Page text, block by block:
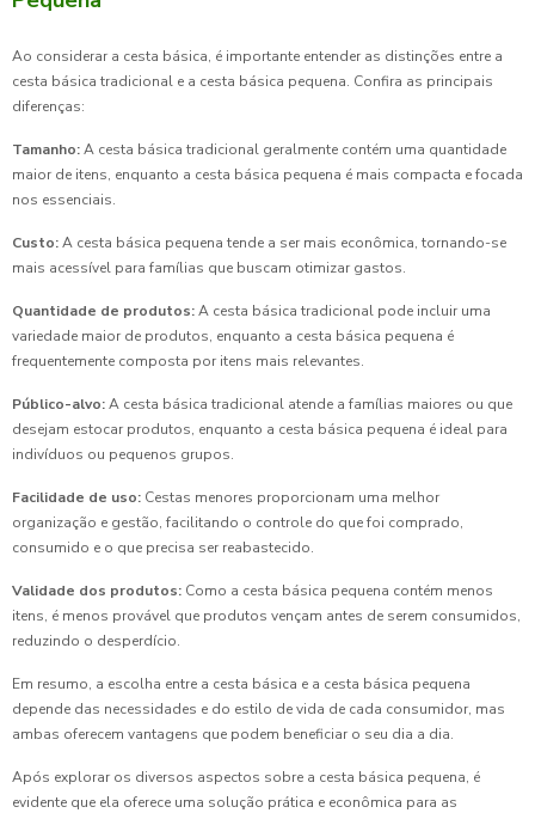
Ao considerar a cesta básica, é importante entender as distinções entre a
cesta básica tradicional e a cesta básica pequena. Confira as principais
diferenças:
Tamanho:A cesta básica tradicional geralmente contém uma quantidade
maior de itens, enquanto a cesta básica pequena é mais compacta e focada
nos essenciais.
Custo:A cesta básica pequena tende a ser mais econômica, tornando-se
mais acessível para famílias que buscam otimizar gastos.
Quantidade de produtos:A cesta básica tradicional pode incluir uma
variedade maior de produtos, enquanto a cesta básica pequena é
frequentemente composta por itens mais relevantes.
Público-alvo:A cesta básica tradicional atende a famílias maiores ou que
desejam estocar produtos, enquanto a cesta básica pequena é ideal para
indivíduos ou pequenos grupos.
Facilidade de uso: Cestas menores proporcionam uma melhor
organização e gestão, facilitando o controle do que foi comprado,
consumido e o que precisa ser reabastecido.
Validade dos produtos: Como a cesta básica pequena contém menos
itens, é menos provável que produtos vençam antes de serem consumidos,
reduzindo o desperdício.
Em resumo, a escolha entre a cesta básica e a cesta básica pequena
depende das necessidades e do estilo de vida de cada consumidor, mas
ambas oferecem vantagens que podem beneficiar o seu dia a dia.
Após explorar os diversos aspectos sobre a cesta básica pequena, é
evidente que ela oferece uma solução prática e econômica para as